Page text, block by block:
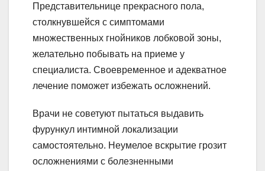
Представительнице прекрасного пола,
столкнувшейся с симптомами
множественных гнойников лобковой зоны,
желательно побывать на приеме у
специалиста. Своевременное и адекватное
лечение поможет избежать осложнений.
Врачи не советуют пытаться выдавить
фурункул интимной локализации
самостоятельно. Неумелое вскрытие грозит
осложнениями с болезненными